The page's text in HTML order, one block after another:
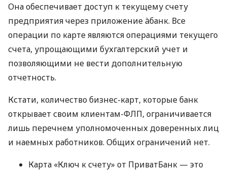
Она обеспечивает доступ к текущему счету
предприятия через приложение àбанк. Все
операции по карте являются операциями текущего
счета, упрощающими бухгалтерский учет и
позволяющими не вести дополнительную
отчетность.
Кстати, количество бизнес-карт, которые банк
открывает своим клиентам-ФЛП, ограничивается
лишь перечнем уполномоченных доверенных лиц
и наемных работников. Общих ограничений нет.
Карта «Ключ к счету» от ПриватБанк — это